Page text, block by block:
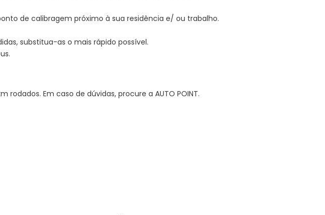
de calibragem próximo à sua residência e/ ou trabalho.
substitua-as o mais rápido possível.
Em caso de dúvidas, procure a AUTO POINT.